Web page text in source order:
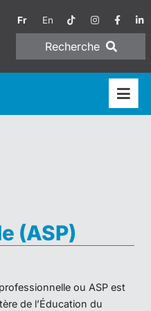
Fr En
Recherche
(ASP)
ou ASP est
de l’Éducation du